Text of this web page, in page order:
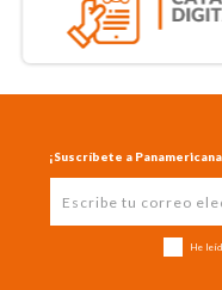
¡Suscríbete a
He